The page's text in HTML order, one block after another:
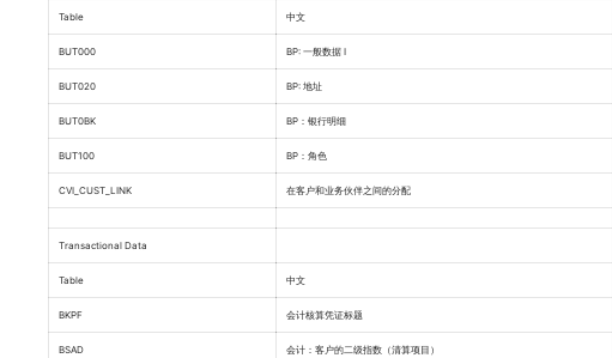
Table 中文
BUT000 BP: 一般数据 I
BUT020 BP: 地址
BUT0BK BP：银行明细
BUT100 BP：角色
CVI_CUST_LINK 在客户和业务伙伴之间的分配
Transactional Data
Table 中文
BKPF 会计核算凭证标题
BSAD 会计：客户的二级指数（清算项目）